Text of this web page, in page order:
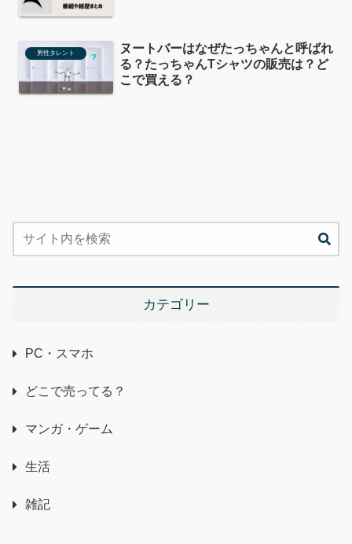
男性タレント
ヌートバーはなぜたっちゃんと呼ばれ
る？たっちゃんTシャツの販売は？ど
こで買える？
カテゴリー
PC・スマホ
どこで売ってる？
マンガ・ゲーム
生活
雑記